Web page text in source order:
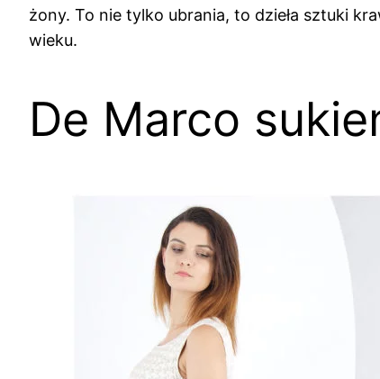
żony. To nie tylko ubrania, to dzieła sztuki
wieku.
De Marco